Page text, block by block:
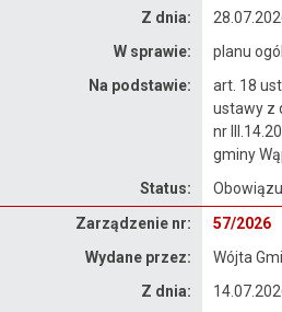
Z dnia:
W sprawie:
planu
Na podstawie:
art. 18
ustawy z
nr
gminy
Status:
Zarządzenie nr:
57/2026
Wydane przez:
Wójta
Z dnia: